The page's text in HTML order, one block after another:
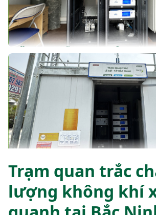
Trạm quan trắc
lượng không khí